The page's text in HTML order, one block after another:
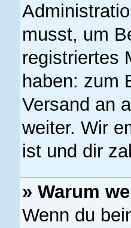
musst, um
registriertes
haben: zum
Versand an
weiter. Wir
ist und dir
» Warum
Wenn du